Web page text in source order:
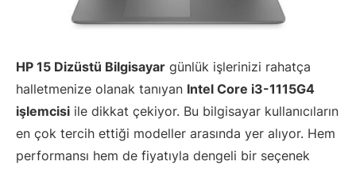
HP 15 Dizüstü Bilgisayar günlük işlerinizi rahatça
halletmenize olanak tanıyan Intel Core i3-1115G4
işlemcisi ile dikkat çekiyor. Bu bilgisayar kullanıcıların
en çok tercih ettiği modeller arasında yer alıyor. Hem
performansı hem de fiyatıyla dengeli bir seçenek